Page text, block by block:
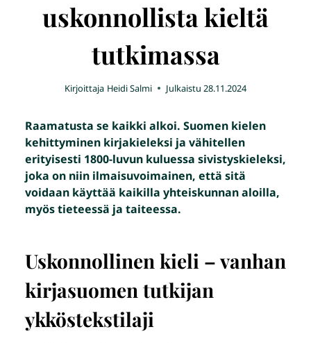
uskonnollista kieltä
tutkimassa
Kirjoittaja Heidi Salmi Julkaistu 28.11.2024
Raamatusta se kaikki alkoi. Suomen kielen
kehittyminen kirjakieleksi ja vähitellen
erityisesti 1800-luvun kuluessa sivistyskieleksi,
joka on niin ilmaisuvoimainen, että sitä
voidaan käyttää kaikilla yhteiskunnan aloilla,
myös tieteessä ja taiteessa.
Uskonnollinen kieli – vanhan
kirjasuomen tutkijan
ykköstekstilaji